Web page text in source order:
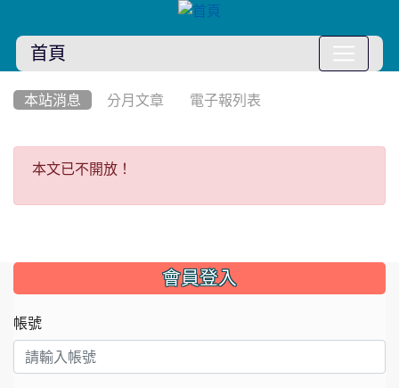
首頁
本站消息 分月文章 電子報列表
本文已不開放！
本文已不開放！
::: 會員登入
帳號